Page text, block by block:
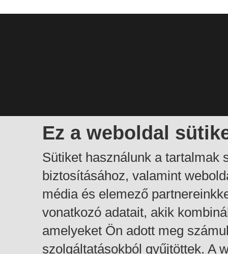
Ez a weboldal
Sütiket használunk a tartalmak
biztosításához, valamint
média és elemező
vonatkozó adatait, akik
amelyeket Ön adott meg
szolgáltatásokból gyűjtöttek. A